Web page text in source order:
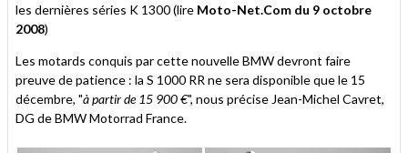
les dernières séries K 1300 (lire Moto-Net.Com du 9 octobre
2008)
Les motards conquis par cette nouvelle BMW devront faire
preuve de patience : la S 1000 RR ne sera disponible que le 15
décembre, "à partir de 15 900 €", nous précise Jean-Michel Cavret,
DG de BMW Motorrad France.